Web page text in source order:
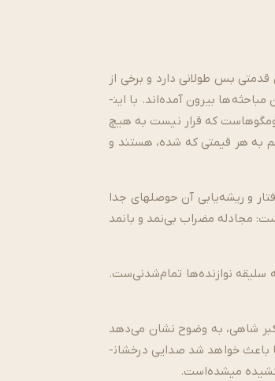
بس طولانی دارد و برخی از
این مباحث حتی تاکنون هم ادامه دارد. قصد نگارنده هم تقبیح این عمل نیست. چه بسیار نتیجه­‌گیری های نظری و عملی­‌ای که از دل همین مباحثه‌ها بیرون آمده‌­اند. با این­
که قرار نیست به هیچ
به هر قیمتی که شده، هستند و
و ریشه‌­یابی آن حوصله­ای جدا
مجادله مضراب بی‌­نمد و بانمد
سلیقه نوازنده­‌ها تمام­‌شدنی­‌ست.
شاهی، به وضوح نشان می‌دهد
باعث خواهد شد صدایی درخشان­
کشیده می­شده‌­است.